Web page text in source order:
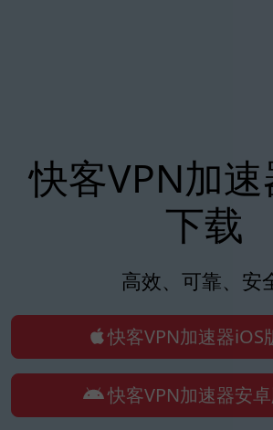
快客VPN加
下载
高效、可靠、安
快客VPN加速器iOS
快客VPN加速器安